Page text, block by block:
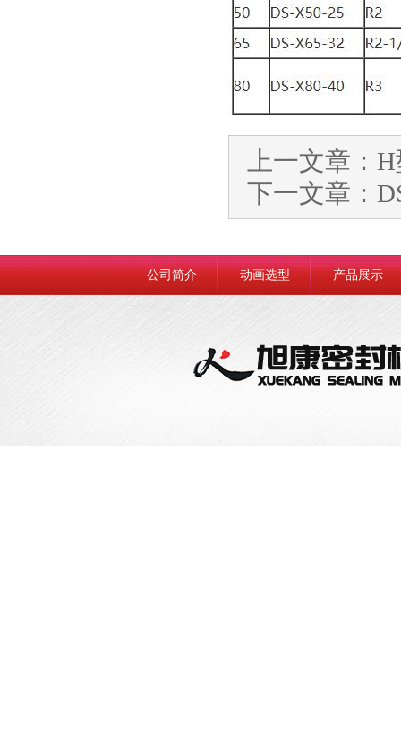
上一文章：
下一文章：
公司简介 动画选型 产品展示